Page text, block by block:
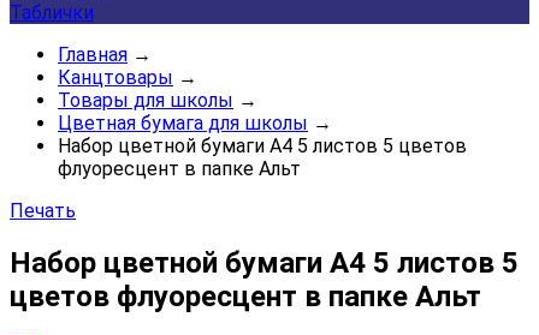
Таблички
Главная →
Канцтовары →
Товары для школы →
Цветная бумага для школы →
Набор цветной бумаги А4 5 листов 5 цветов
флуоресцент в папке Альт
Печать
Набор цветной бумаги А4 5 листов 5
цветов флуоресцент в папке Альт